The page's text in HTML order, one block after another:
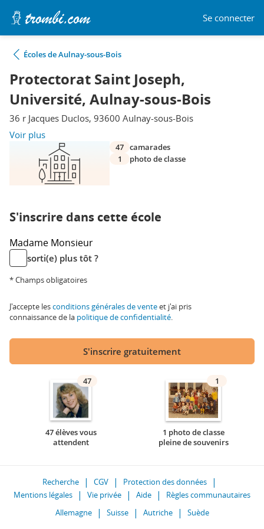
Se connecter
Écoles de Aulnay-sous-Bois
Protectorat Saint Joseph,
Université, Aulnay-sous-Bois
36 r Jacques Duclos, 93600 Aulnay-sous-Bois
Voir plus
47 camarades
1
photo de classe
S'inscrire dans cette école
Madame Monsieur
sorti(e) plus tôt ?
* Champs obligatoires
J'accepte lesconditions générales de venteet j'ai pris
connaissance de la politique de confidentialité.
S'inscrire gratuitement
47
47 élèves vous
attendent
1
1 photo de classe
pleine de souvenirs
Recherche CGV
Protection des données
Mentions légales
Vie privée Aide
Règles communautaires
Allemagne
Suisse Autriche Suède